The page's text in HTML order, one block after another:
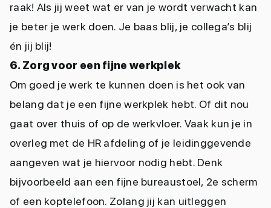
raak! Als jij weet wat er van je wordt verwacht kan
je beter je werk doen. Je baas blij, je collega’s blij
én jij blij!
6. Zorg voor een fijne werkplek
Om goed je werk te kunnen doen is het ook van
belang dat je een fijne werkplek hebt. Of dit nou
gaat over thuis of op de werkvloer. Vaak kun je in
overleg met de HR afdeling of je leidinggevende
aangeven wat je hiervoor nodig hebt. Denk
bijvoorbeeld aan een fijne bureaustoel, 2e scherm
of een koptelefoon. Zolang jij kan uitleggen